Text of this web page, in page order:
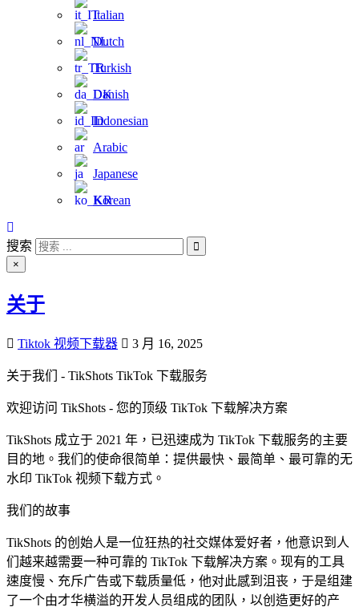
Italian
Dutch
Turkish
Danish
Indonesian
Arabic
Japanese
Korean
搜索
×
关于
Tiktok 视频下载器 3 月 16, 2025
关于我们 - TikShots TikTok 下载服务
欢迎访问 TikShots - 您的顶级 TikTok 下载解决方案
TikShots 成立于 2021 年，已迅速成为 TikTok 下载服务的主要
目的地。我们的使命很简单：提供最快、最简单、最可靠的无
水印 TikTok 视频下载方式。
我们的故事
TikShots 的创始人是一位狂热的社交媒体爱好者，他意识到人
们越来越需要一种可靠的 TikTok 下载解决方案。现有的工具
速度慢、充斥广告或下载质量低，他对此感到沮丧，于是组建
了一个由才华横溢的开发人员组成的团队，以创造更好的产